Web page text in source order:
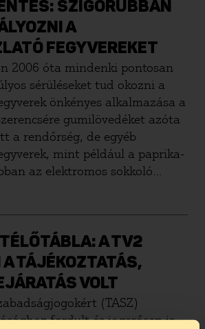
a 2018-ban elfogadott új
sem orvosolta. A Karmelita
is akadályozza a
épülete előtti demonstráció
a kordon jogszerűsége
SZIGORÚBBAN
A
FEGYVEREKET
2006 óta mindenki pontosan
sérüléseket tud okozni a
önkényes alkalmazása a
gumilövedéket azóta
a rendőrség, de egyéb
mint például a paprika-
az elektromos sokkoló
a politikai
– mutat rá a tömegoszlató
eddigi legátfogóbb kutatás, a
2: How Crowd-Control
Health and Human Rights, ami
Rights (PHR), az
A TV2
TÁJÉKOZTATÁS,
VOLT
(TASZ)
fordult és jogerősen is